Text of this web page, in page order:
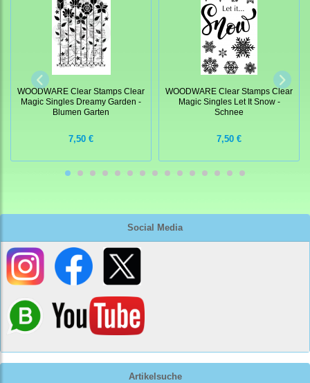
Social Media
Artikelsuche
WOODWARE Clear Stamps Clear
Magic Singles Dreamy Garden -
Blumen Garten
7,50 €
WOODWARE Clear Stamps Clear
Magic Singles Let It Snow -
Schnee
7,50 €